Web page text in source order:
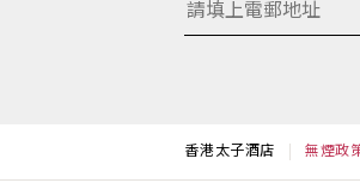
香港太子酒店 無煙政